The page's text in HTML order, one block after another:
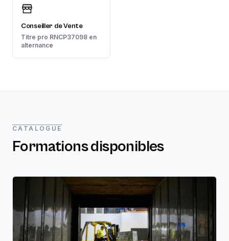
Conseiller de Vente
Titre pro RNCP37098 en
alternance
CATALOGUE
Formations disponibles